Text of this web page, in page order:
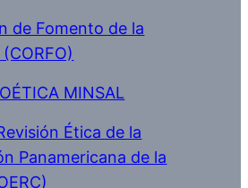
de Fomento de la
MINSAL
Ética de la
Panamericana de la